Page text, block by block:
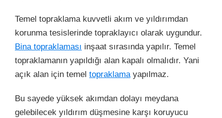
Temel topraklama kuvvetli akım ve yıldırımdan
korunma tesislerinde topraklayıcı olarak uygundur.
Bina topraklaması inşaat sırasında yapılır. Temel
topraklamanın yapıldığı alan kapalı olmalıdır. Yani
açık alan için temel topraklama yapılmaz.
Bu sayede yüksek akımdan dolayı meydana
gelebilecek yıldırım düşmesine karşı koruyucu